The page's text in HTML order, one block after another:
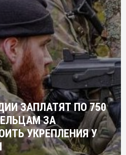
ЗАПЛАТЯТ ПО 750
ЗА
УКРЕПЛЕНИЯ У